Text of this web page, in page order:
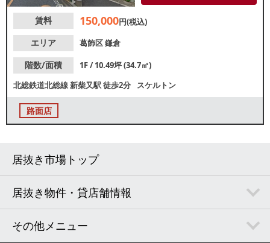
賃料 150,000円(税込)
エリア
葛飾区鎌倉
階数/面積
1F / 10.49坪 (34.7㎡)
北総鉄道北総線新柴又駅徒歩2分 スケルトン
路面店
居抜き市場トップ
居抜き物件・貸店舗情報
その他メニュー